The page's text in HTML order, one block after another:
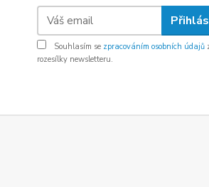
Souhlasím se zpracováním osobních údajů
rozesílky newsletteru.